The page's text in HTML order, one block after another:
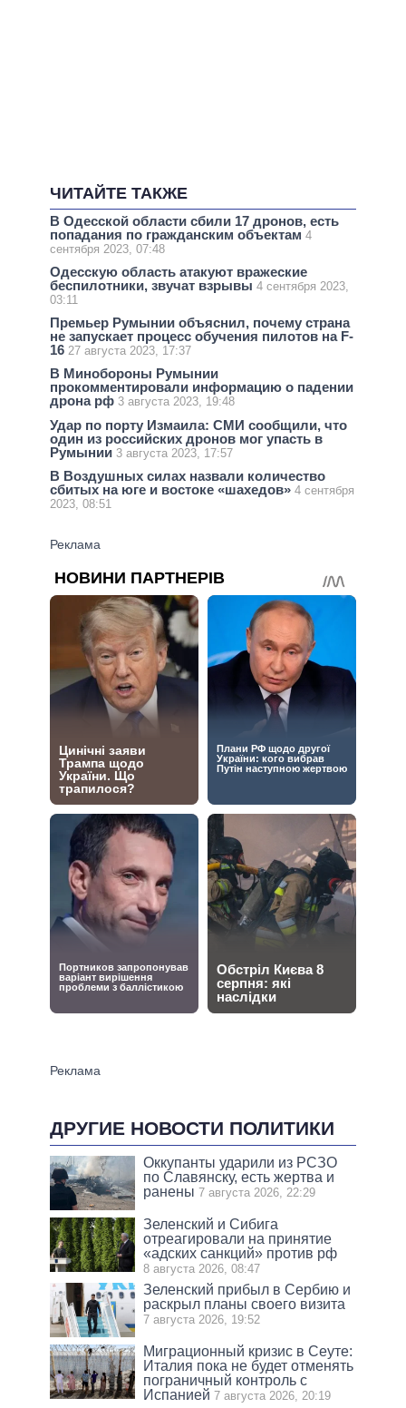
ЧИТАЙТЕ ТАКЖЕ
В Одесской области сбили 17 дронов, есть
попадания по гражданским объектам 4
сентября 2023, 07:48
Одесскую область атакуют вражеские
беспилотники, звучат взрывы 4 сентября 2023,
03:11
Премьер Румынии объяснил, почему страна
не запускает процесс обучения пилотов на F-
16 27 августа 2023, 17:37
В Минобороны Румынии
прокомментировали информацию о падении
дрона рф 3 августа 2023, 19:48
Удар по порту Измаила: СМИ сообщили, что
один из российских дронов мог упасть в
Румынии 3 августа 2023, 17:57
В Воздушных силах назвали количество
сбитых на юге и востоке «шахедов» 4 сентября
2023, 08:51
ДРУГИЕ НОВОСТИ ПОЛИТИКИ
Оккупанты ударили из РСЗО
по Славянску, есть жертва и
ранены 7 августа 2026, 22:29
Зеленский и Сибига
отреагировали на принятие
«адских санкций» против рф
8 августа 2026, 08:47
Зеленский прибыл в Сербию и
раскрыл планы своего визита
7 августа 2026, 19:52
Миграционный кризис в Сеуте:
Италия пока не будет отменять
пограничный контроль с
Испанией 7 августа 2026, 20:19